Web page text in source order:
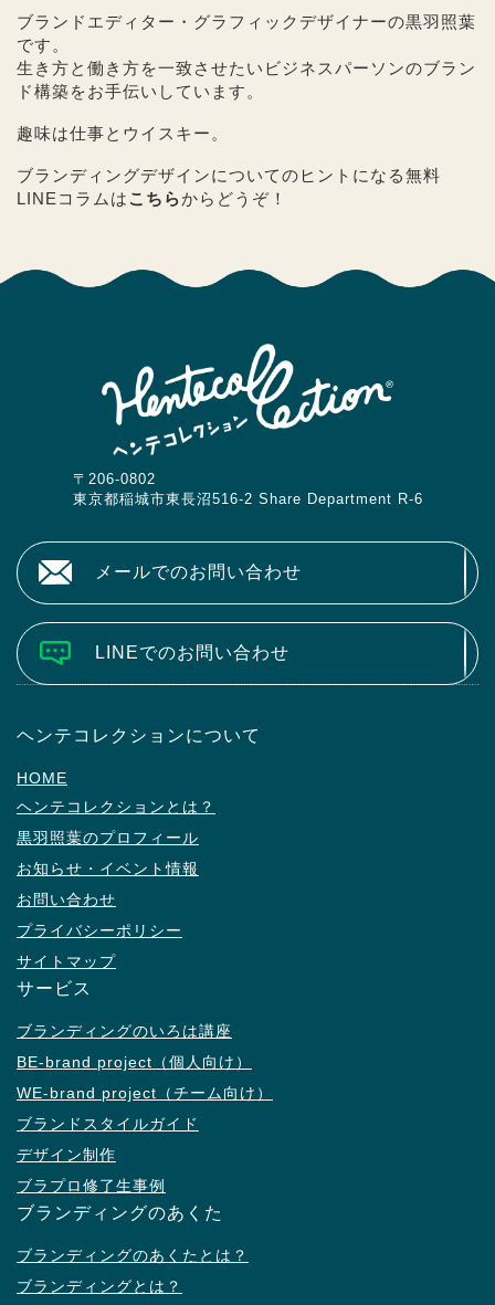
ブランドエディター・グラフィックデザイナーの黒羽照葉
です。
生き方と働き方を一致させたいビジネスパーソンのブラン
ド構築をお手伝いしています。
趣味は仕事とウイスキー。
ブランディングデザインについてのヒントになる無料
LINEコラムはこちらからどうぞ！
〒206-0802
東京都稲城市東長沼516-2 Share Department R-6
メールでのお問い合わせ
LINEでのお問い合わせ
ヘンテコレクションについて
HOME
ヘンテコレクションとは？
黒羽照葉のプロフィール
お知らせ・イベント情報
お問い合わせ
プライバシーポリシー
サイトマップ
サービス
ブランディングのいろは講座
BE-brand project（個人向け）
WE-brand project（チーム向け）
ブランドスタイルガイド
デザイン制作
ブラプロ修了生事例
ブランディングのあくた
ブランディングのあくたとは？
ブランディングとは？